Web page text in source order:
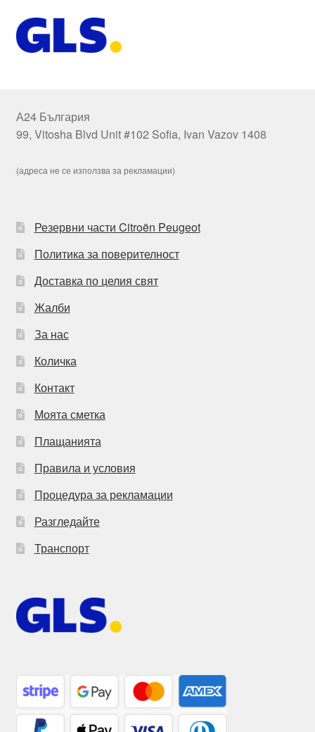
А24 България
99, Vitosha Blvd Unit #102 Sofia, Ivan Vazov 1408
(адреса не се използва за рекламации)
Резервни части Citroën Peugeot
Политика за поверителност
Доставка по целия свят
Жалби
За нас
Количка
Контакт
Моята сметка
Плащанията
Правила и условия
Процедура за рекламации
Разгледайте
Транспорт